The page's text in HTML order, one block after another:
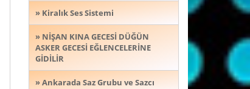
» Kiralık Ses Sistemi
» NİŞAN KINA GECESİ DÜĞÜN
ASKER GECESİ EĞLENCELERİNE
GİDİLİR
» Ankarada Saz Grubu ve Sazcı